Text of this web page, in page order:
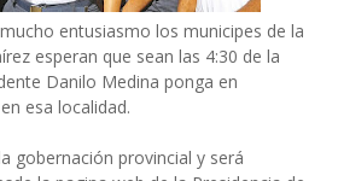
entusiasmo los municipes de la
esperan que sean las 4:30 de la
Danilo Medina ponga en
esa localidad.
gobernación provincial y será